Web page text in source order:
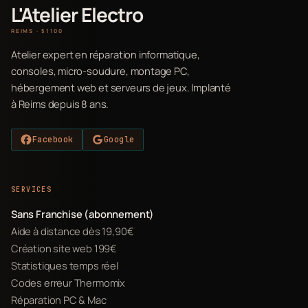
L'Atelier Electro
REIMS · 51100
Atelier expert en réparation informatique,
consoles, micro-soudure, montage PC,
hébergement web et serveurs de jeux. Implanté
à Reims depuis 8 ans.
Facebook Google
SERVICES
Sans Franchise (abonnement)
Aide à distance dès 19,90€
Création site web 199€
Statistiques temps réel
Codes erreur Thermomix
Réparation PC & Mac